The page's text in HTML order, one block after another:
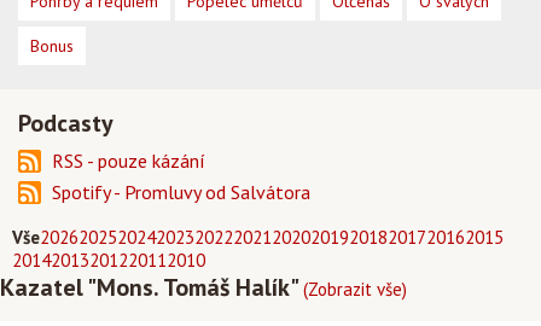
Vše202620252024202320222021202020192018201720162015
20142013201220112010
Kazatel "Mons. Tomáš Halík"(Zobrazit vše)
Bonus
Podcasty
RSS - pouze kázání
Spotify - Promluvy od Salvátora